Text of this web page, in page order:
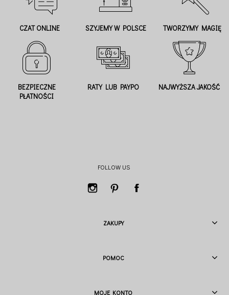
CZAT ONLINE SZYJEMY W POLSCE TWORZYMY MAGIĘ
BEZPIECZNE
PŁATNOŚCI
RATY LUB PAYPO NAJWYŻSZA JAKOŚĆ
FOLLOW US
ZAKUPY
POMOC
MOJE KONTO